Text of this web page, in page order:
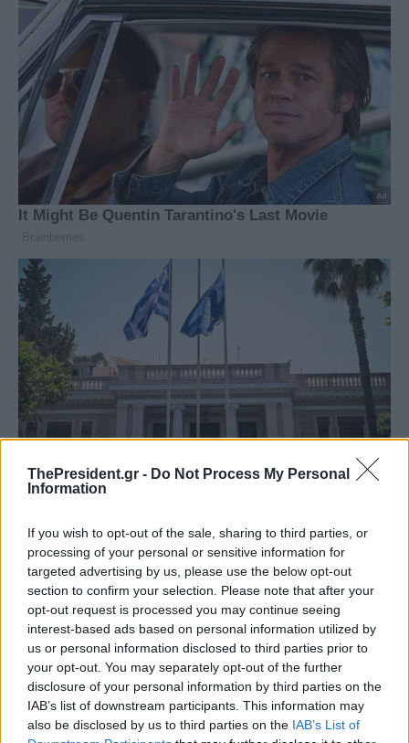
ThePresident.gr - Do Not Process My Personal
Information
If you wish to opt-out of the sale, sharing to third parties, or
processing of your personal or sensitive information for
targeted advertising by us, please use the below opt-out
section to confirm your selection. Please note that after your
opt-out request is processed you may continue seeing
interest-based ads based on personal information utilized by
us or personal information disclosed to third parties prior to
your opt-out. You may separately opt-out of the further
disclosure of your personal information by third parties on the
IAB’s list of downstream participants. This information may
also be disclosed by us to third parties on the IAB’s List of